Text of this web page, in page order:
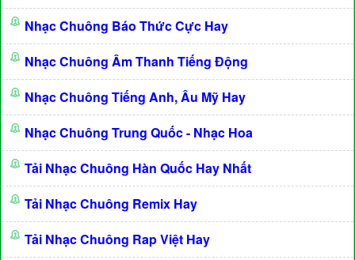
Nhạc Chuông Báo Thức Cực Hay
Nhạc Chuông Âm Thanh Tiếng Động
Nhạc Chuông Tiếng Anh, Âu Mỹ Hay
Nhạc Chuông Trung Quốc - Nhạc Hoa
Tải Nhạc Chuông Hàn Quốc Hay Nhất
Tải Nhạc Chuông Remix Hay
Tải Nhạc Chuông Rap Việt Hay